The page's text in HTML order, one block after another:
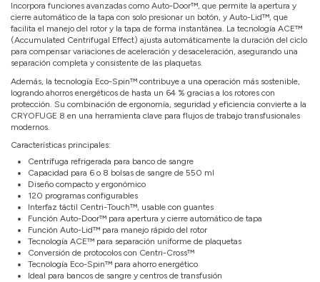
Incorpora funciones avanzadas como Auto-Door™, que permite la apertura y
cierre automático de la tapa con solo presionar un botón, y Auto-Lid™, que
facilita el manejo del rotor y la tapa de forma instantánea. La tecnología ACE™
(Accumulated Centrifugal Effect) ajusta automáticamente la duración del ciclo
para compensar variaciones de aceleración y desaceleración, asegurando una
separación completa y consistente de las plaquetas.
Además, la tecnología Eco-Spin™ contribuye a una operación más sostenible,
logrando ahorros energéticos de hasta un 64 % gracias a los rotores con
protección. Su combinación de ergonomía, seguridad y eficiencia convierte a la
CRYOFUGE 8 en una herramienta clave para flujos de trabajo transfusionales
modernos.
Características principales:
Centrífuga refrigerada para banco de sangre
Capacidad para 6 o 8 bolsas de sangre de 550 ml
Diseño compacto y ergonómico
120 programas configurables
Interfaz táctil Centri-Touch™, usable con guantes
Función Auto-Door™ para apertura y cierre automático de tapa
Función Auto-Lid™ para manejo rápido del rotor
Tecnología ACE™ para separación uniforme de plaquetas
Conversión de protocolos con Centri-Cross™
Tecnología Eco-Spin™ para ahorro energético
Ideal para bancos de sangre y centros de transfusión